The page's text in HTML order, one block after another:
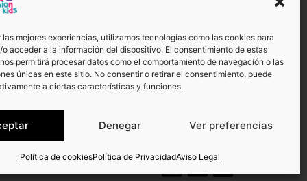
las mejores experiencias, utilizamos tecnologías como las cookies para
o acceder a la información del dispositivo. El consentimiento de estas
permitirá procesar datos como el comportamiento de navegación o las
únicas en este sitio. No consentir o retirar el consentimiento, puede
a ciertas características y funciones.
Denegar Ver preferencias
Política de cookiesPolítica de PrivacidadAviso Legal
Dulzura de Vestir a los Más
Pequeños.
¡No te pierdas otros artículos!